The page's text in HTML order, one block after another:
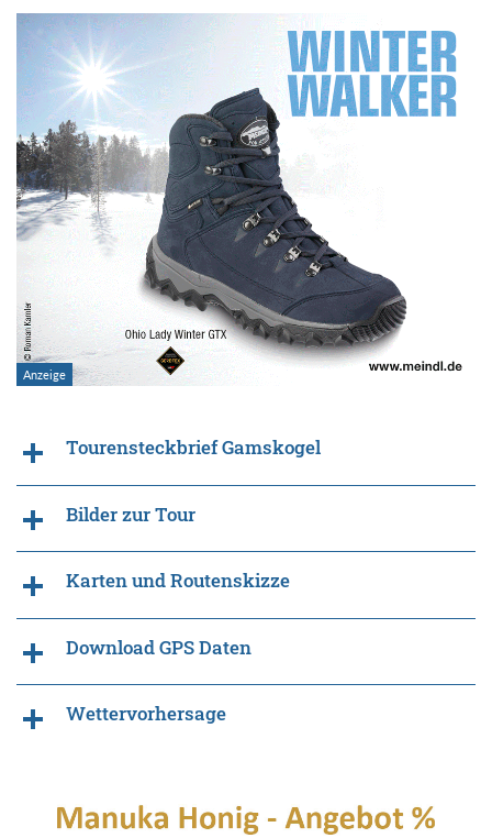
Tourensteckbrief Gamskogel
Bilder zur Tour
Karten und Routenskizze
Download GPS Daten
Wettervorhersage